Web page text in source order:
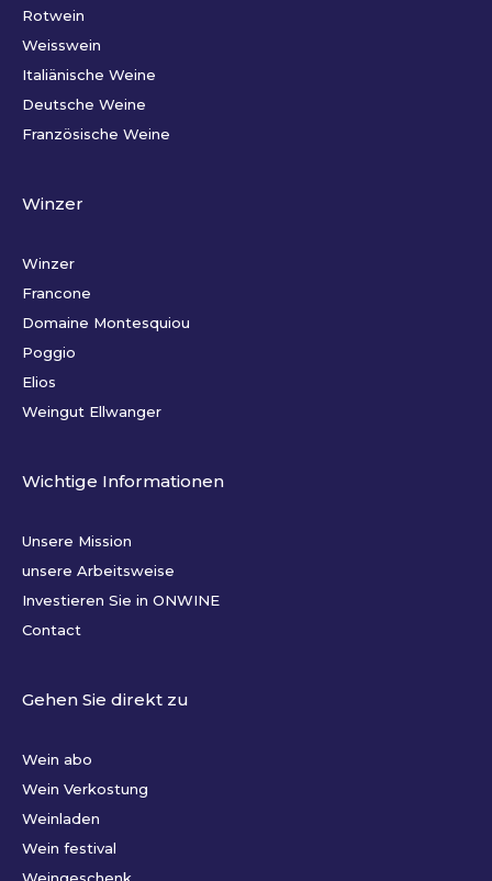
Rotwein
Weisswein
Italiänische Weine
Deutsche Weine
Französische Weine
Winzer
Winzer
Francone
Domaine Montesquiou
Poggio
Elios
Weingut Ellwanger
Wichtige Informationen
Unsere Mission
unsere Arbeitsweise
Investieren Sie in ONWINE
Contact
Gehen Sie direkt zu
Wein abo
Wein Verkostung
Weinladen
Wein festival
Weingeschenk